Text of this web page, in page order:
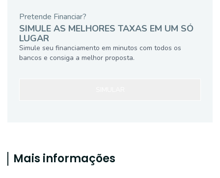
Pretende Financiar?
SIMULE AS MELHORES TAXAS EM UM SÓ
LUGAR
Simule seu financiamento em minutos com todos os
bancos e consiga a melhor proposta.
Mais informações